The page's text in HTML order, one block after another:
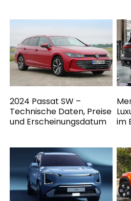
2024 Passat SW –
Technische Daten, Preise
und Erscheinungsdatum
im